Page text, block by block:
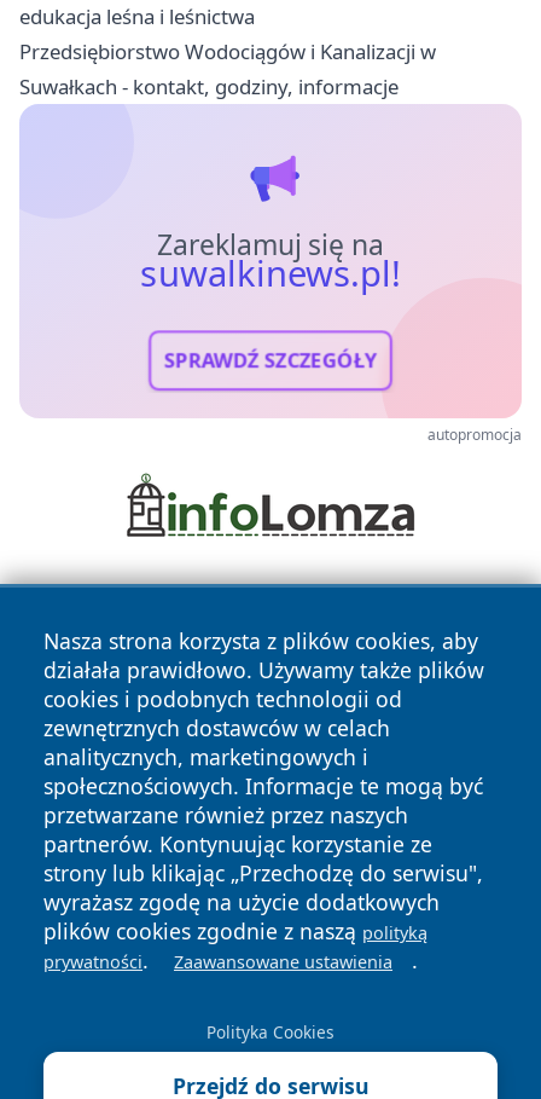
edukacja leśna i leśnictwa
Przedsiębiorstwo Wodociągów i Kanalizacji w
Suwałkach - kontakt, godziny, informacje
Zareklamuj się na
suwalkinews.pl!
SPRAWDŹ SZCZEGÓŁY
autopromocja
Nasza strona korzysta z plików cookies, aby
działała prawidłowo. Używamy także plików
cookies i podobnych technologii od
zewnętrznych dostawców w celach
analitycznych, marketingowych i
społecznościowych. Informacje te mogą być
przetwarzane również przez naszych
partnerów. Kontynuując korzystanie ze
strony lub klikając „Przechodzę do serwisu",
wyrażasz zgodę na użycie dodatkowych
plików cookies zgodnie z naszą polityką
prywatności. Zaawansowane ustawienia .
Polityka Cookies
Przejdź do serwisu
Copyright © 2026 suwalkinews.pl Wszystkie prawa
zastrzeżone.
News Autorzy
Polityka
Prywatności
Polityka
Cookies